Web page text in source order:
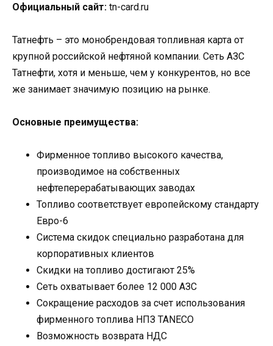
Официальный сайт: tn-card.ru
Татнефть – это монобрендовая топливная карта от
крупной российской нефтяной компании. Сеть АЗС
Татнефти, хотя и меньше, чем у конкурентов, но все
же занимает значимую позицию на рынке.
Основные преимущества:
Фирменное топливо высокого качества,
производимое на собственных
нефтеперерабатывающих заводах
Топливо соответствует европейскому стандарту
Евро-6
Система скидок специально разработана для
корпоративных клиентов
Скидки на топливо достигают 25%
Сеть охватывает более 12 000 АЗС
Сокращение расходов за счет использования
фирменного топлива НПЗ TANECO
Возможность возврата НДС